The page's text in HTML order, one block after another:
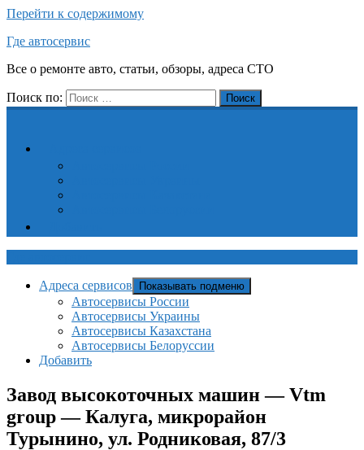
Перейти к содержимому
Где автосервис
Все о ремонте авто, статьи, обзоры, адреса СТО
Поиск по: Поиск
Адреса сервисов Показывать подменю
Автосервисы России
Автосервисы Украины
Автосервисы Казахстана
Автосервисы Белоруссии
Добавить
Завод высокоточных машин — Vtm
group — Калуга, микрорайон
Турынино, ул. Родниковая, 87/3